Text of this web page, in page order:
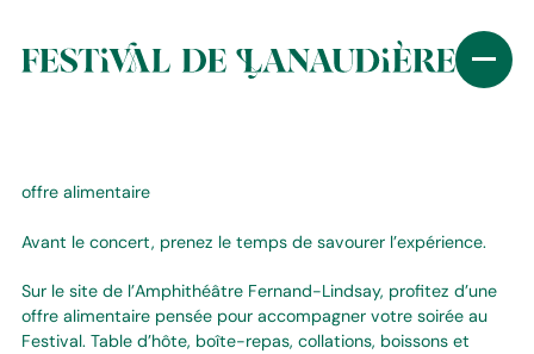
offre alimentaire
Avant le concert, prenez le temps de savourer l’expérience.
Sur le site de l’Amphithéâtre Fernand-Lindsay, profitez d’une
offre alimentaire pensée pour accompagner votre soirée au
Festival. Table d’hôte, boîte-repas, collations, boissons et